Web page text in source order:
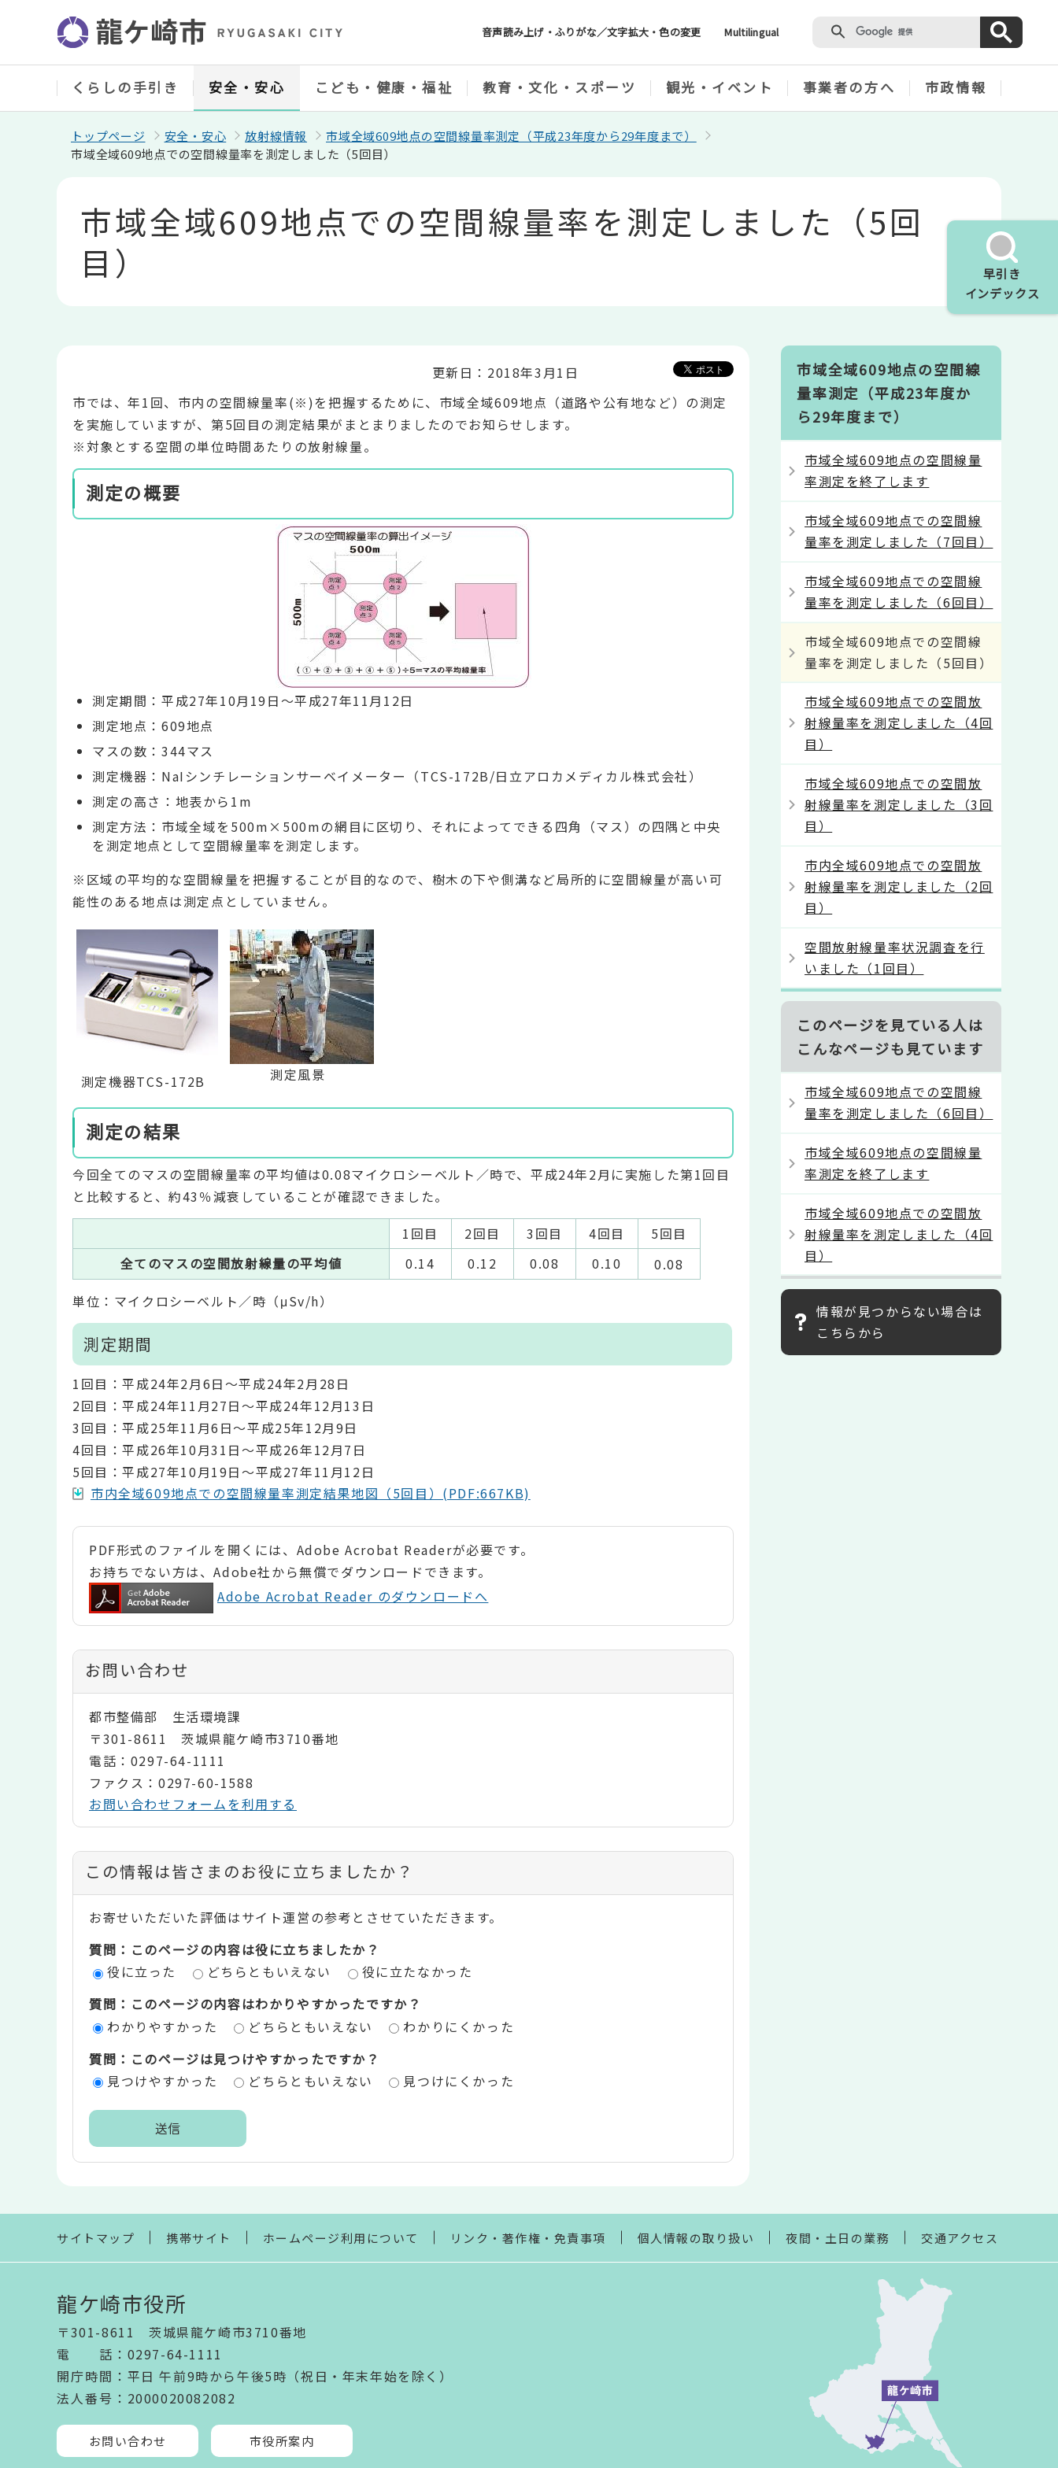
ジ
音声読み上げ・ふりがな／文字拡大・色の変更 Multilingual
早引き
インデックス
くらしの手引き 安全・安心 こども・健康・福祉 教育・文化・スポーツ 観光・イベント 事業者の方へ 市政情報
トップページ 安全・安心 放射線情報
市域全域609地点の空間線量率測定（平成23年度から29年度まで）
市域全域609地点での空間線量率を測定しました（5回目）
市域全域609地点での空間線量率を測定しました（5回
目）
更新日：2018年3月1日
市では、年1回、市内の空間線量率(※)を把握するために、市域全域609地点（道路や公有地など）の測定
を実施していますが、第5回目の測定結果がまとまりましたのでお知らせします。
※対象とする空間の単位時間あたりの放射線量。
測定の概要
測定期間：平成27年10月19日～平成27年11月12日
測定地点：609地点
マスの数：344マス
測定機器：NaIシンチレーションサーベイメーター（TCS-172B/日立アロカメディカル株式会社）
測定の高さ：地表から1m
測定方法：市域全域を500m×500mの網目に区切り、それによってできる四角（マス）の四隅と中央
を測定地点として空間線量率を測定します。
※区域の平均的な空間線量を把握することが目的なので、樹木の下や側溝など局所的に空間線量が高い可
能性のある地点は測定点としていません。
測定機器TCS-172B 測定風景
測定の結果
今回全てのマスの空間線量率の平均値は0.08マイクロシーベルト／時で、平成24年2月に実施した第1回目
と比較すると、約43％減衰していることが確認できました。
1回目
2回目 3回目 4回目
5回目
全てのマスの空間放射線量の平均値
0.14 0.12 0.08 0.10
0.08
単位：マイクロシーベルト／時（μSv/h）
測定期間
1回目：平成24年2月6日～平成24年2月28日
2回目：平成24年11月27日～平成24年12月13日
3回目：平成25年11月6日～平成25年12月9日
4回目：平成26年10月31日～平成26年12月7日
5回目：平成27年10月19日～平成27年11月12日
市内全域609地点での空間線量率測定結果地図（5回目）(PDF:667KB)
PDF形式のファイルを開くには、Adobe Acrobat Readerが必要です。
お持ちでない方は、Adobe社から無償でダウンロードできます。
Adobe Acrobat Reader のダウンロードへ
お問い合わせ
都市整備部 生活環境課
〒301-8611 茨城県龍ケ崎市3710番地
電話：0297-64-1111
ファクス：0297-60-1588
お問い合わせフォームを利用する
コ
ン
テ
ン
評
エ
この情報は皆さまのお役に立ちましたか？
お寄せいただいた評価はサイト運営の参考とさせていただきます。
質問：このページの内容は役に立ちましたか？
役に立った
どちらともいえない
役に立たなかった
質問：このページの内容はわかりやすかったですか？
わかりやすかった
どちらともいえない
わかりにくかった
質問：このページは見つけやすかったですか？
見つけやすかった
どちらともいえない 見つけにくかった
ま
市域全域609地点の空間線
量率測定（平成23年度か
ら29年度まで）
市域全域609地点の空間線量
率測定を終了します
市域全域609地点での空間線
量率を測定しました（7回目）
市域全域609地点での空間線
量率を測定しました（6回目）
市域全域609地点での空間線
量率を測定しました（5回目）
市域全域609地点での空間放
射線量率を測定しました（4回
目）
市域全域609地点での空間放
射線量率を測定しました（3回
目）
市内全域609地点での空間放
射線量率を測定しました（2回
目）
空間放射線量率状況調査を行
いました（1回目）
このページを見ている人は
こんなページも見ています
市域全域609地点での空間線
量率を測定しました（6回目）
市域全域609地点の空間線量
率測定を終了します
市域全域609地点での空間放
射線量率を測定しました（4回
目）
情報が見つからない場合は
こちらから
サイトマップ 携帯サイト ホームページ利用について リンク・著作権・免責事項 個人情報の取り扱い 夜間・土日の業務 交通アクセス
龍ケ崎市役所
〒301-8611 茨城県龍ケ崎市3710番地
電話 ： 0297-64-1111
開庁時間 ： 平日 午前9時から午後5時（祝日・年末年始を除く）
法人番号 ：2000020082082
お問い合わせ 市役所案内